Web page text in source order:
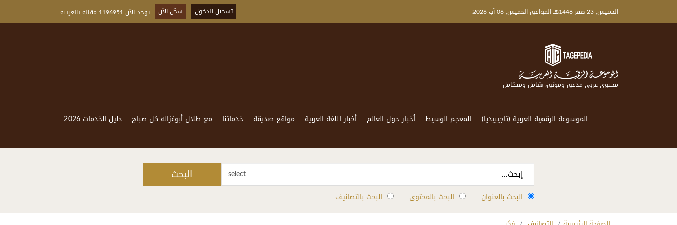
الخميس, 23 صفر 1448هـ الموافق الخميس, 06 آب 2026 تسجيل الدخول سجّل الآن يوجد الآن 1196951 مقالة بالعربية
محتوى عربي مدقق وموثق، شامل ومتكامل
الموسوعة الرقمية العربية (تاجيبيديا) المعجم الوسيط أخبار حول العالم أخبار اللغة العربية مواقع صديقة خدماتنا مع طلال أبوغزاله كل صباح دليل الخدمات 2026
select البحث
البحث بالعنوان البحث بالمحتوى البحث بالتصانيف